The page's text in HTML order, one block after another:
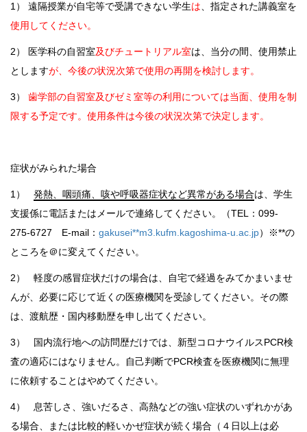
1） 遠隔授業が自宅等で受講できない学生は 、指定された講義室を
使用してください。
2） 医学科の自習室及びチュートリアル室は、当分の間、使用禁止
としますが、今後の状況次第で使用の再開を検討します。
3）
歯学部の自習室及びゼミ室等の利用については当面、使用を制
限する予定です。使用条件は今後の状況次第で決定します。
症状がみられた場合
1） 発熱、咽頭痛、咳や呼吸器症状など異常がある場合は、学生
支援係に電話またはメールで連絡してください。（TEL：099-
275-6727 E-mail： gakusei**m3.kufm.kagoshima-u.ac.jp）※**の
ところを＠に変えてください。
2） 軽度の感冒症状だけの場合は、自宅で経過をみてかまいませ
んが、必要に応じて近くの医療機関を受診してください。その際
は、渡航歴・国内移動歴を申し出てください。
3） 国内流行地への訪問歴だけでは、新型コロナウイルスPCR検
査の適応にはなりません。自己判断でPCR検査を医療機関に無理
に依頼することはやめてください。
4） 息苦しさ、強いだるさ、高熱などの強い症状のいずれかがあ
る場合、または比較的軽いかぜ症状が続く場合（４日以上は必